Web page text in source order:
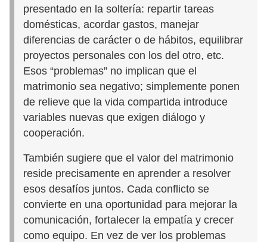
presentado en la soltería: repartir tareas
domésticas, acordar gastos, manejar
diferencias de carácter o de hábitos, equilibrar
proyectos personales con los del otro, etc.
Esos “problemas” no implican que el
matrimonio sea negativo; simplemente ponen
de relieve que la vida compartida introduce
variables nuevas que exigen diálogo y
cooperación.
También sugiere que el valor del matrimonio
reside precisamente en aprender a resolver
esos desafíos juntos. Cada conflicto se
convierte en una oportunidad para mejorar la
comunicación, fortalecer la empatía y crecer
como equipo. En vez de ver los problemas